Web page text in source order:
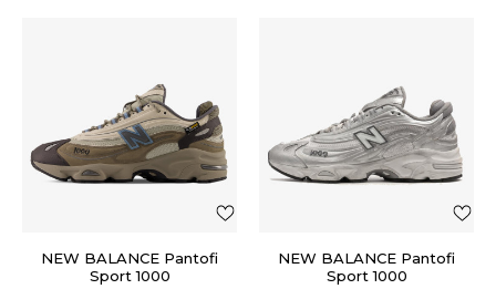
NEW BALANCE Pantofi
Sport 1000
NEW BALANCE Pantofi
Sport 1000